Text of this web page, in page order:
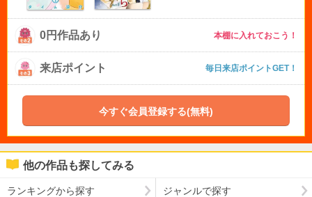
0円作品あり 本棚に入れておこう！
来店ポイント 毎日来店ポイントGET！
今すぐ会員登録する(無料)
他の作品も探してみる
ランキングから探す ジャンルで探す